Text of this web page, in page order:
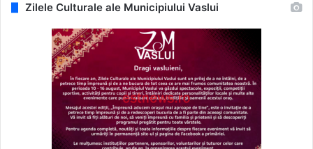
Zilele Culturale ale Municipiului Vaslui